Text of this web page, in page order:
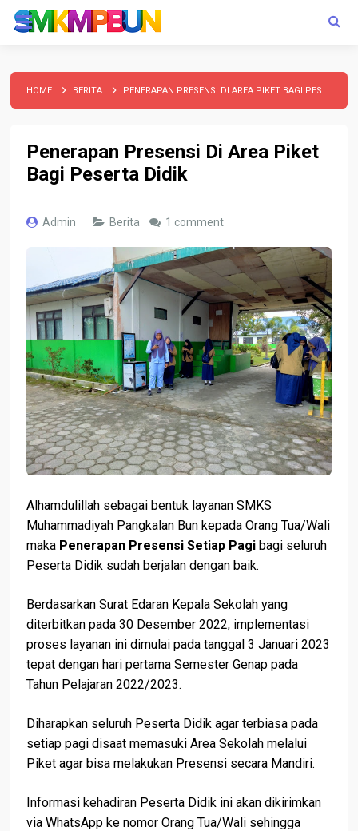
HOME BERITA PENERAPAN PRESENSI DI AREA PIKET BAGI PESERTA DIDIK
Penerapan Presensi Di Area Piket
Bagi Peserta Didik
Admin Berita 1 comment
Alhamdulillah sebagai bentuk layanan SMKS
Muhammadiyah Pangkalan Bun kepada Orang Tua/Wali
maka Penerapan Presensi Setiap Pagi bagi seluruh
Peserta Didik sudah berjalan dengan baik.
Berdasarkan Surat Edaran Kepala Sekolah yang
diterbitkan pada 30 Desember 2022, implementasi
proses layanan ini dimulai pada tanggal 3 Januari 2023
tepat dengan hari pertama Semester Genap pada
Tahun Pelajaran 2022/2023.
Diharapkan seluruh Peserta Didik agar terbiasa pada
setiap pagi disaat memasuki Area Sekolah melalui
Piket agar bisa melakukan Presensi secara Mandiri.
Informasi kehadiran Peserta Didik ini akan dikirimkan
via WhatsApp ke nomor Orang Tua/Wali sehingga